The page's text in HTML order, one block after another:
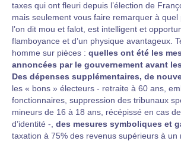
taxes qui ont fleuri depuis l’élection de
mais seulement vous faire remarquer à quel
l’on dit mou et falot, est intelligent et
flamboyance et d’un physique avantageux.
homme sur pièces : quelles ont été les
annoncées par le gouvernement avant
Des dépenses supplémentaires, de
les « bons » électeurs - retraite à 60 ans,
fonctionnaires, suppression des tribunaux
mineurs de 16 à 18 ans, récépissé en cas
d’identité -, des mesures symboliques et
taxation à 75% des revenus supérieurs à un